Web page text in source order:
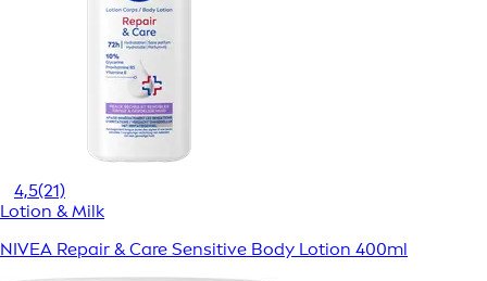
4,5(21)
Lotion & Milk
NIVEA Repair & Care Sensitive Body Lotion 400ml